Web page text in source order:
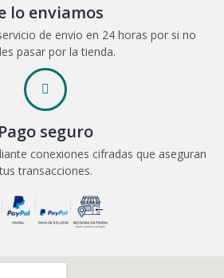
lo enviamos
de envio en 24 horas por si no
pasar por la tienda.
Pago seguro
conexiones cifradas que aseguran
transacciones.